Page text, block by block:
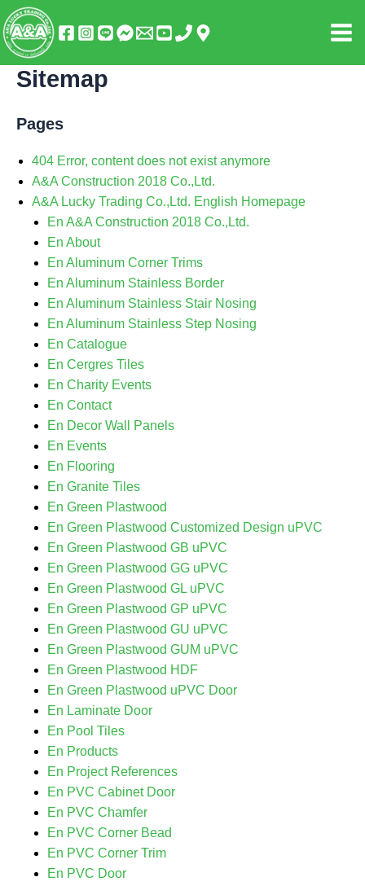
Skip
to
content
Sitemap
Pages
404 Error, content does not exist anymore
A&A Construction 2018 Co.,Ltd.
A&A Lucky Trading Co.,Ltd. English Homepage
En A&A Construction 2018 Co.,Ltd.
En About
En Aluminum Corner Trims
En Aluminum Stainless Border
En Aluminum Stainless Stair Nosing
En Aluminum Stainless Step Nosing
En Catalogue
En Cergres Tiles
En Charity Events
En Contact
En Decor Wall Panels
En Events
En Flooring
En Granite Tiles
En Green Plastwood
En Green Plastwood Customized Design uPVC
En Green Plastwood GB uPVC
En Green Plastwood GG uPVC
En Green Plastwood GL uPVC
En Green Plastwood GP uPVC
En Green Plastwood GU uPVC
En Green Plastwood GUM uPVC
En Green Plastwood HDF
En Green Plastwood uPVC Door
En Laminate Door
En Pool Tiles
En Products
En Project References
En PVC Cabinet Door
En PVC Chamfer
En PVC Corner Bead
En PVC Corner Trim
En PVC Door